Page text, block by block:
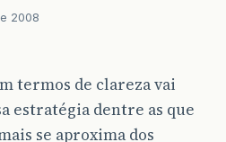
2008
termos de clareza vai
estratégia dentre as que
se aproxima dos